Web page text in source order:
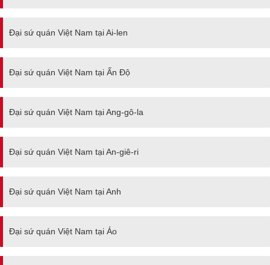
Đại sứ quán Việt Nam tại Ai-len
Đại sứ quán Việt Nam tại Ấn Độ
Đại sứ quán Việt Nam tại Ang-gô-la
Đại sứ quán Việt Nam tại An-giê-ri
Đại sứ quán Việt Nam tại Anh
Đại sứ quán Việt Nam tại Áo